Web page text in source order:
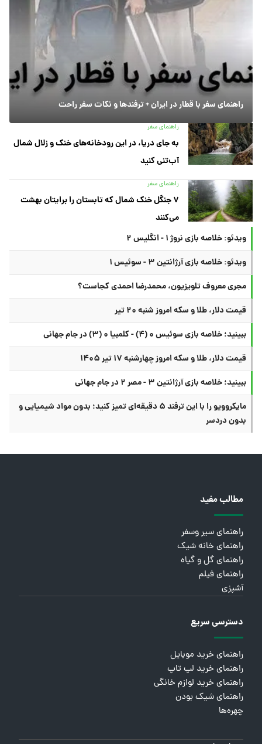
راهنمای سفر با قطار در ایران + ترفندها و نکات سفر راحت
راهنمای سفر
به جای دریا، در این رودخانه‌های خنک و زلال شمال
آب‌تنی کنید
راهنمای سفر
۷ جنگل خنک شمال که تابستان را برایتان بهشت
می‌کنند
ویدئو: خلاصه بازی نروژ ۱ - انگلیس ۲
ویدئو: خلاصه بازی آرژانتین ۳ - سوئیس ۱
مجری معروف تلویزیون، محمدرضا احمدی کجاست؟
قیمت دلار، طلا و سکه امروز شنبه ۲۰ تیر
ببینید؛ خلاصه بازی سوئیس ۰ (۴) - کلمبیا ۰ (۳) در جام جهانی
قیمت دلار، طلا و سکه امروز چهارشنبه ۱۷ تیر ۱۴۰۵
ببینید؛ خلاصه بازی آرژانتین ۳ - مصر ۲ در جام جهانی
مایکروویو را با این ترفند ۵ دقیقه‌ای تمیز کنید؛ بدون مواد شیمیایی و
بدون دردسر
مطالب مفید
راهنمای سیر وسفر
راهنمای خانه شیک
راهنمای گل و گیاه
راهنمای فیلم
آشپزی
دسترسی سریع
راهنمای خرید موبایل
راهنمای خرید لپ تاپ
راهنمای خرید لوازم خانگی
راهنمای شیک بودن
چهره‌ها